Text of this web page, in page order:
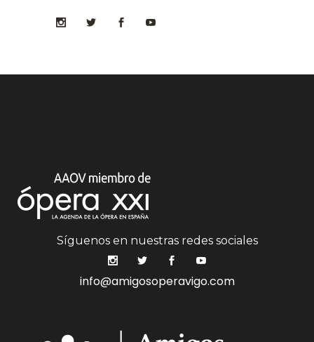
Síguenos en nuestras redes sociales
info@amigosoperavigo.com